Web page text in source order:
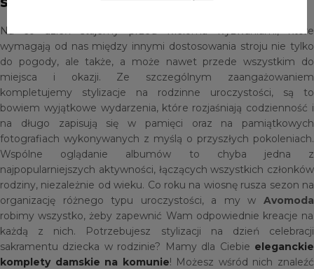
Na co dzień stajemy przed wieloma wyzwaniami, które
wymagają od nas między innymi dostosowania stroju nie tylko
do pogody, ale także, a może nawet przede wszystkim do
miejsca i okazji. Ze szczególnym zaangażowaniem
kompletujemy stylizacje na rodzinne uroczystości, są to
bowiem wyjątkowe wydarzenia, które rozjaśniają codzienność i
na długo zapisują się w pamięci oraz na pamiątkowych
fotografiach wykonywanych z myślą o przyszłych pokoleniach.
Wspólne oglądanie albumów to chyba jedna z
najpopularniejszych aktywności, łączących wszystkich członków
rodziny, niezależnie od wieku. Co roku na wiosnę rusza sezon na
organizację różnego typu uroczystości, a my w Avomoda
robimy wszystko, żeby zapewnić Wam odpowiednie kreacje na
każdą z nich. Potrzebujesz stylizacji na dzień celebracji
sakramentu dziecka w rodzinie? Mamy dla Ciebie eleganckie
komplety damskie na komunie! Możesz wśród nich znaleźć